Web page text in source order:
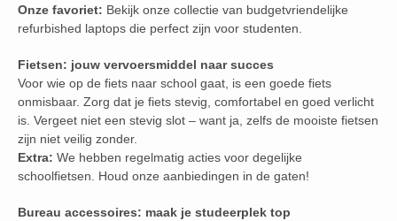
Onze favoriet: Bekijk onze collectie van budgetvriendelijke
refurbished laptops die perfect zijn voor studenten.
Fietsen: jouw vervoersmiddel naar succes
Voor wie op de fiets naar school gaat, is een goede fiets
onmisbaar. Zorg dat je fiets stevig, comfortabel en goed verlicht
is. Vergeet niet een stevig slot – want ja, zelfs de mooiste fietsen
zijn niet veilig zonder.
Extra: We hebben regelmatig acties voor degelijke
schoolfietsen. Houd onze aanbiedingen in de gaten!
Bureau accessoires: maak je studeerplek top